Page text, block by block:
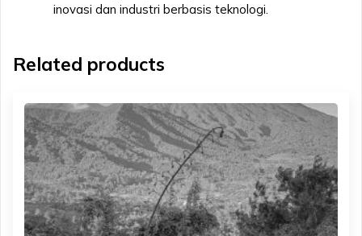
inovasi dan industri berbasis teknologi.
Related products